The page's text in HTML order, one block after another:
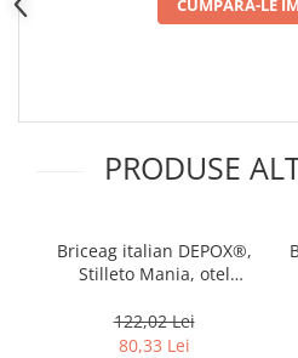
Casti audio telefoane
INSTRUMENTE MUZICALE
PRODUSE
Briceag italian DEPOX®,
Stilleto Mania, otel
argintiu
122,02 Lei
80,33 Lei